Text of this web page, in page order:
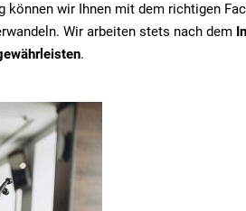
können wir Ihnen mit dem richtigen
Wir arbeiten stets nach dem
.